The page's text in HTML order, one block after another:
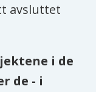
avsluttet
i de
de - i